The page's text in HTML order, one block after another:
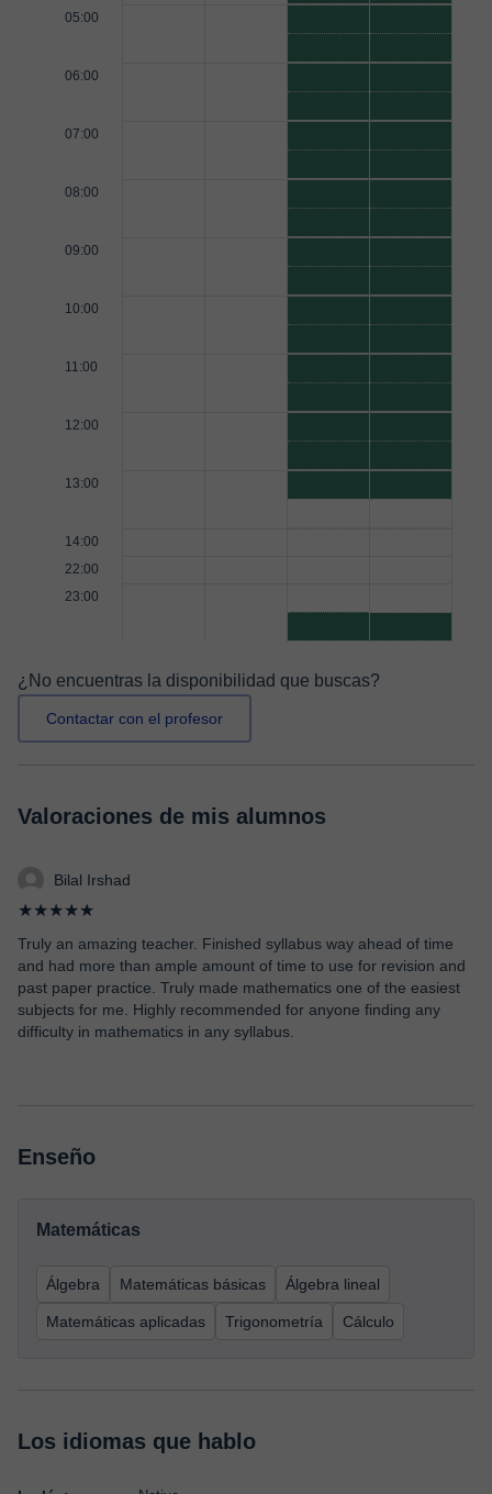
05:00
06:00
07:00
08:00
09:00
10:00
11:00
12:00
13:00
14:00
22:00
23:00
¿No encuentras la disponibilidad que buscas?
Contactar con el profesor
Valoraciones de mis alumnos
Bilal Irshad
★★★★★
Truly an amazing teacher. Finished syllabus way ahead of time
and had more than ample amount of time to use for revision and
past paper practice. Truly made mathematics one of the easiest
subjects for me. Highly recommended for anyone finding any
difficulty in mathematics in any syllabus.
Enseño
Matemáticas
Álgebra Matemáticas básicas Álgebra lineal
Matemáticas aplicadas Trigonometría Cálculo
Los idiomas que hablo